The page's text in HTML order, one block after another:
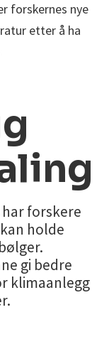
forskernes nye
etter å ha
forskere
holde
gi bedre
klimaanlegg